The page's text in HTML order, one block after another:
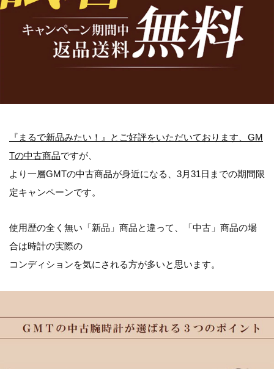
『まるで新品みたい！』とご好評をいただいております、GM
Tの中古商品ですが、
より一層GMTの中古商品が身近になる、 3月31日までの期間限
定キャンペーンです。
使用歴の全く無い「新品」商品と違って、「中古」商品の場
合は時計の実際の
コンディションを気にされる方が多いと思います。